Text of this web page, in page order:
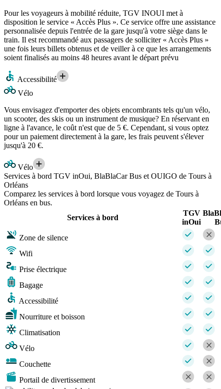
Pour les voyageurs à mobilité réduite, TGV INOUI met à
disposition le service « Accès Plus ». Ce service offre une assistance
personnalisée depuis l'entrée de la gare jusqu'à votre siège dans le
train. Il est recommandé aux passagers de solliciter « Accès Plus »
une fois leurs billets obtenus et de veiller à ce que les arrangements
soient finalisés au moins 48 heures avant le départ prévu
Accessibilité
Vélo
Vous envisagez d'emporter des objets encombrants tels qu'un vélo,
un scooter, des skis ou un instrument de musique? En réservant en
ligne à l'avance, le coût n'est que de 5 €. Cependant, si vous optez
pour un paiement directement à la gare, les frais peuvent s'élever
jusqu'à 20 €.
Vélo
Services à bord TGV inOui, BlaBlaCar Bus et OUIGO de Tours à
Orléans
Comparez les services à bord lorsque vous voyagez de Tours à
Orléans en bus.
Services à bord
TGV
inOui
Zone de silence
Wifi
Prise électrique
Bagage
Accessibilité
Nourriture et boisson
Climatisation
Vélo
Couchette
Portail de divertissement